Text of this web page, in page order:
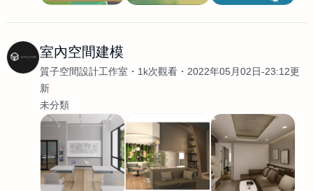
室內空間建模
質子空間設計工作室 1k次觀看
2022年05月02日-23:12更
新
未分類